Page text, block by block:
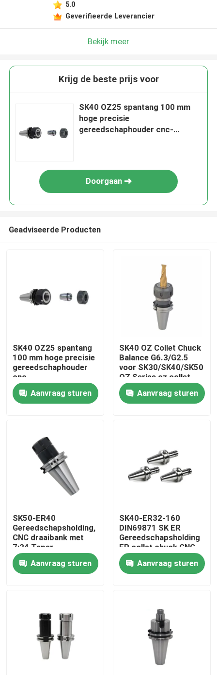
Huis
Videos
Fabrieksreis
Kwaliteitscontrole
BT-Hulpmiddelhouder
5.0
Geverifieerde Leverancier
Bekijk meer
Krijg de beste prijs voor
SK40 OZ25 spantang 100 mm
hoge precisie
gereedschaphouder cnc-
Doorgaan
Geadviseerde Producten
SK40 OZ25 spantang
100 mm hoge precisie
gereedschaphouder
cnc-
bewerkingsmachine
Aanvraag sturen
SK40 OZ Collet Chuck
Balance G6.3/G2.5
voor SK30/SK40/SK50
OZ Series oz collet
clamping tool
Aanvraag sturen
SK50-ER40
Gereedschapsholding,
CNC draaibank met
7:24 Taper
nauwkeurigheid collet
chuck cnc draaibank
chuck
Aanvraag sturen
SK40-ER32-160
DIN69871 SK ER
Gereedschapsholding
ER collet chuck CNC
gereedschapsholding
Aanvraag sturen